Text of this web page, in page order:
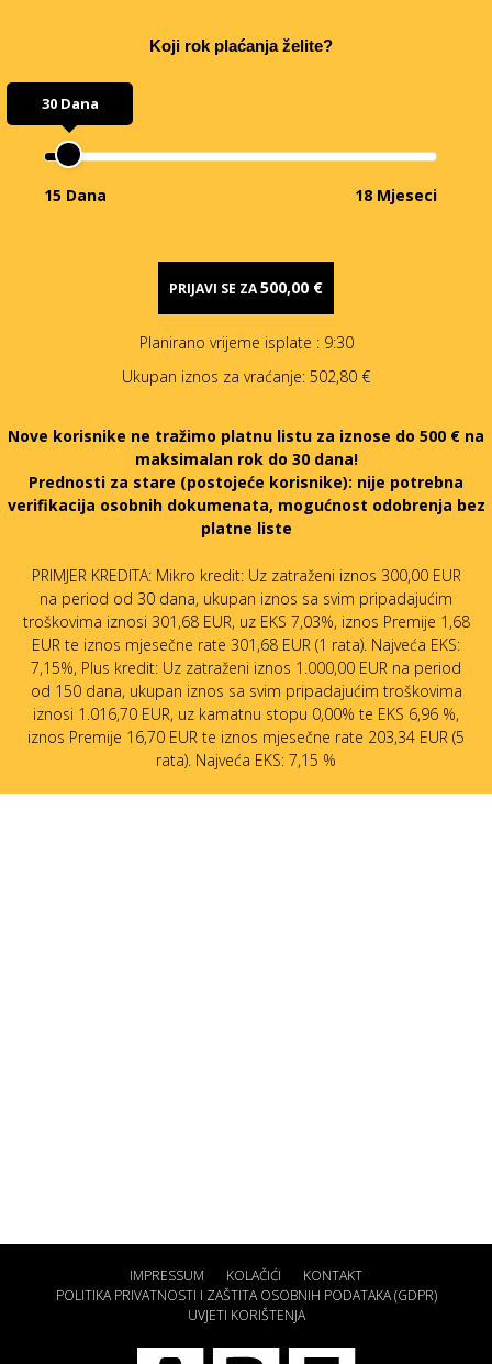
Koji rok plaćanja želite?
30 Dana
15 Dana 18 Mjeseci
PRIJAVI SE ZA500,00 €
Planirano vrijeme isplate : 9:30
Ukupan iznos za vraćanje: 502,80 €
Nove korisnike ne tražimo platnu listu za iznose do 500 € na
maksimalan rok do 30 dana!
Prednosti za stare (postojeće korisnike): nije potrebna
verifikacija osobnih dokumenata, mogućnost odobrenja bez
platne liste
PRIMJER KREDITA: Mikro kredit: Uz zatraženi iznos 300,00 EUR
na period od 30 dana, ukupan iznos sa svim pripadajućim
troškovima iznosi 301,68 EUR, uz EKS 7,03%, iznos Premije 1,68
EUR te iznos mjesečne rate 301,68 EUR (1 rata). Najveća EKS:
7,15%, Plus kredit: Uz zatraženi iznos 1.000,00 EUR na period
od 150 dana, ukupan iznos sa svim pripadajućim troškovima
iznosi 1.016,70 EUR, uz kamatnu stopu 0,00% te EKS 6,96 %,
iznos Premije 16,70 EUR te iznos mjesečne rate 203,34 EUR (5
rata). Najveća EKS: 7,15 %
IMPRESSUM KOLAČIĆI
KONTAKT
POLITIKA PRIVATNOSTI I ZAŠTITA OSOBNIH PODATAKA (GDPR)
UVJETI KORIŠTENJA